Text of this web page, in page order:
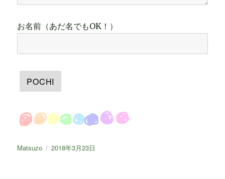
お名前（あだ名でもOK！）
投
Matsuzo
投
2018年3月23日